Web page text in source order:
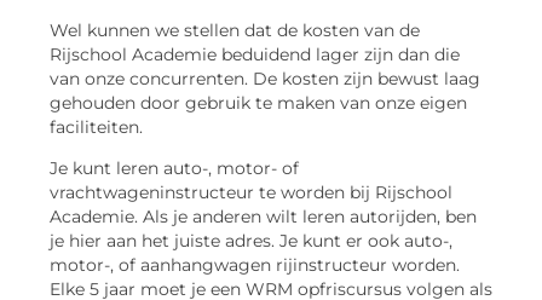
Wel kunnen we stellen dat de kosten van de
Rijschool Academie beduidend lager zijn dan die
van onze concurrenten. De kosten zijn bewust laag
gehouden door gebruik te maken van onze eigen
faciliteiten.
Je kunt leren auto-, motor- of
vrachtwageninstructeur te worden bij Rijschool
Academie. Als je anderen wilt leren autorijden, ben
je hier aan het juiste adres. Je kunt er ook auto-,
motor-, of aanhangwagen rijinstructeur worden.
Elke 5 jaar moet je een WRM opfriscursus volgen als